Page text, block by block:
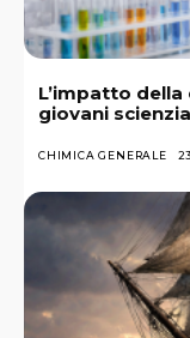
L’impatto
giovani
CHIMICA GENERALE